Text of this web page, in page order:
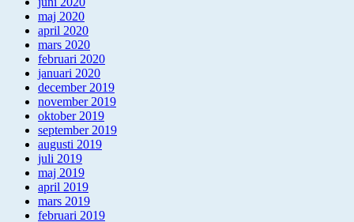
maj 2020
april 2020
mars 2020
februari 2020
januari 2020
december 2019
november 2019
oktober 2019
september 2019
augusti 2019
juli 2019
maj 2019
april 2019
mars 2019
februari 2019